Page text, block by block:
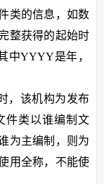
类的信息，如数
整获得的起始时
中YYYY是年，
，该机构为发布
件类以谁编制文
为主编制，则为
用全称，不能使